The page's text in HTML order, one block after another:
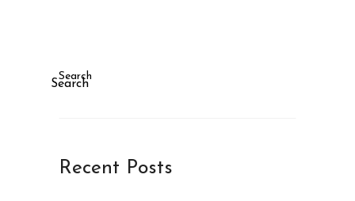
Search
Search
Recent Posts